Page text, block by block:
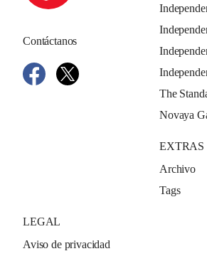
Contáctanos
The
Novaya
EXTRAS
Archivo
Tags
LEGAL
Aviso de privacidad